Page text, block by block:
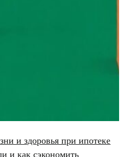
и здоровья при ипотеке
и как сэкономить